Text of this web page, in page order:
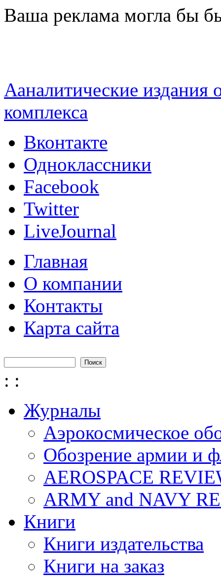
Перейти к основному содержанию
Ваша реклама могла бы
Ааналитические
комплекса
Вконтакте
Одноклассники
Facebook
Twitter
LiveJournal
Главная
О компании
Контакты
Карта сайта
Форма поиска
: :
Журналы
Аэрокосмическое
Обозрение армии и
AEROSPACE
ARMY and NAVY
Книги
Книги издательства
Книги на заказ